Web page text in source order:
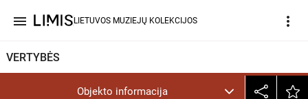
menu LIETUVOS MUZIEJŲ KOLEKCIJOS more_vert
VERTYBĖS
Objekto informacija